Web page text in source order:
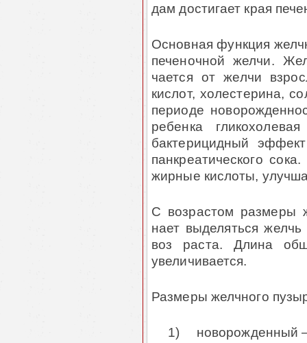
дам достигает края
Основная функция
печеночной желчи.
чается от желчи
кислот, холестерина,
периоде
ребенка
бактерицидный
панкреатического
жирные кислоты,
С возрастом размеры
нает выделяться
воз раста. Длина
увеличивается.
Размеры желчного
1) новорожденный